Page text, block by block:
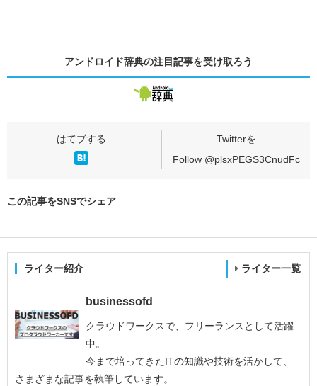
アンドロイド辞典の注目記事を受け取ろう
Follow @plsxPEGS3CnudFc
この記事をSNSでシェア
ライター紹介 ライター一覧
businessofd
クラウドワークスで、フリーランスとして活躍
中。
今まで培ってきたITの知識や技術を活かして、
さまざまな記事を執筆しています。